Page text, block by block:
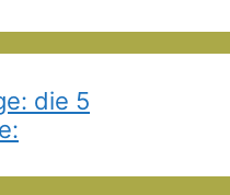
die 5